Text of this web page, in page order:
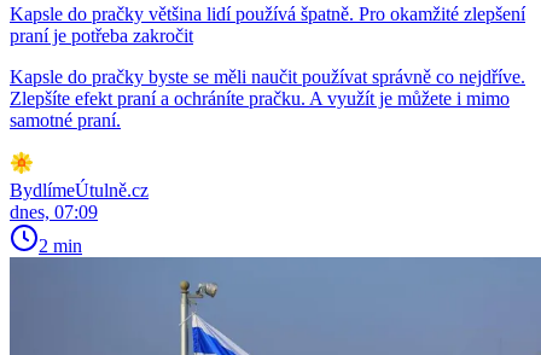
Kapsle do pračky většina lidí používá špatně. Pro okamžité zlepšení
praní je potřeba zakročit
Kapsle do pračky byste se měli naučit používat správně co nejdříve.
Zlepšíte efekt praní a ochráníte pračku. A využít je můžete i mimo
samotné praní.
BydlímeÚtulně.cz
dnes, 07:09
2 min